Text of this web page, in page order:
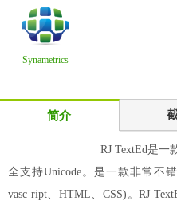
Synametrics
简介
RJ TextEd是一款功能
全支持Unicode。是一款非常不
vasc ript、HTML、CSS)。RJ